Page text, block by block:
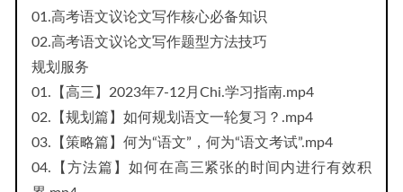
01.高考语文议论文写作核心必备知识
02.高考语文议论文写作题型方法技巧
规划服务
01.【高三】2023年7-12月Chi.学习指南.mp4
02.【规划篇】如何规划语文一轮复习？.mp4
03.【策略篇】何为“语文”，何为“语文考试”.mp4
04.【方法篇】如何在高三紧张的时间内进行有效积